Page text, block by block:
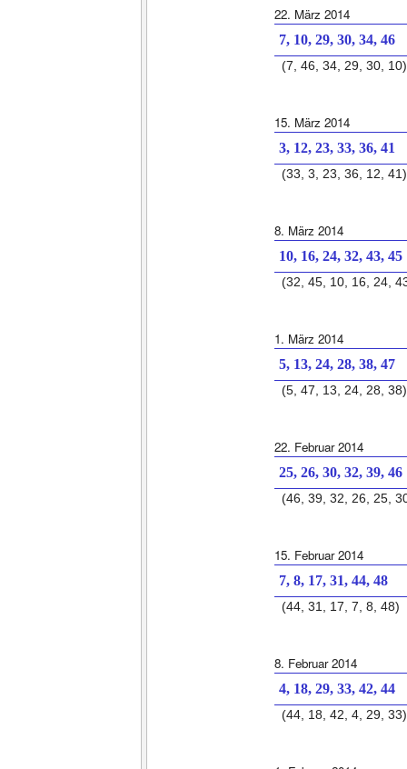
22. März 2014
7, 10, 29, 30, 34, 46
(7, 46, 34, 29, 30, 10)
15. März 2014
3, 12, 23, 33, 36, 41
(33, 3, 23, 36, 12, 41)
8. März 2014
10, 16, 24, 32, 43, 45
(32, 45, 10, 16, 24,
1. März 2014
5, 13, 24, 28, 38, 47
(5, 47, 13, 24, 28, 38)
22. Februar 2014
25, 26, 30, 32, 39, 46
(46, 39, 32, 26, 25,
15. Februar 2014
7, 8, 17, 31, 44, 48
(44, 31, 17, 7, 8, 48)
8. Februar 2014
4, 18, 29, 33, 42, 44
(44, 18, 42, 4, 29, 33)